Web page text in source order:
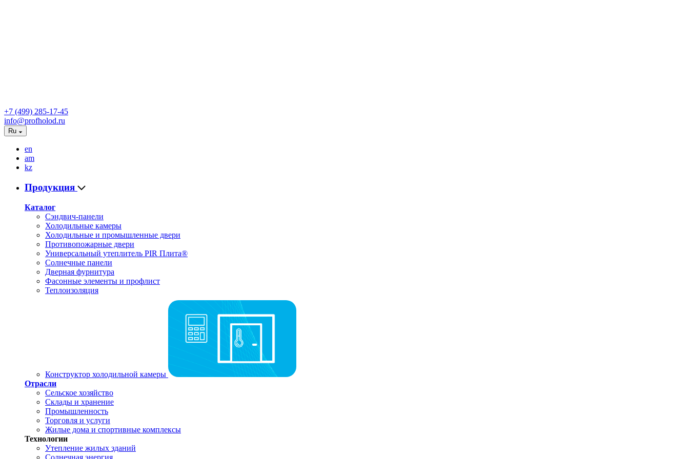
+7 (499) 285-17-45
info@profholod.ru
Ru
en
am
kz
Продукция
Каталог
Сэндвич-панели
Холодильные камеры
Холодильные и промышленные двери
Противопожарные двери
Универсальный утеплитель PIR Плита®
Солнечные панели
Дверная фурнитура
Фасонные элементы и профлист
Теплоизоляция
Конструктор холодильной камеры
Отрасли
Сельское хозяйство
Склады и хранение
Промышленность
Торговля и услуги
Жилые дома и спортивные комплексы
Технологии
Утепление жилых зданий
Солнечная энергия